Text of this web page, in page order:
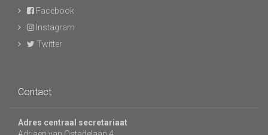
Facebook
Instagram
Twitter
Contact
Adres centraal secretariaat